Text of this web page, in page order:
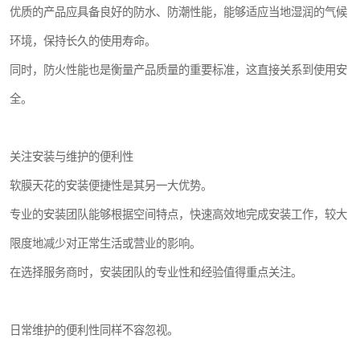
优质的产品应具备良好的防水、防潮性能，能够适应当地湿润的气候
环境，保持长久的使用寿命。
同时，防火性能也是衡量产品质量的重要标准，这直接关系到使用安
全。
关注安装与维护的便利性
软膜天花的安装便捷性是其另一大优势。
专业的安装团队能够根据空间特点，快速高效地完成安装工作，较大
限度地减少对正常生活或营业的影响。
在选择服务商时，安装团队的专业性和经验值得重点关注。
日常维护的便利性同样不容忽视。